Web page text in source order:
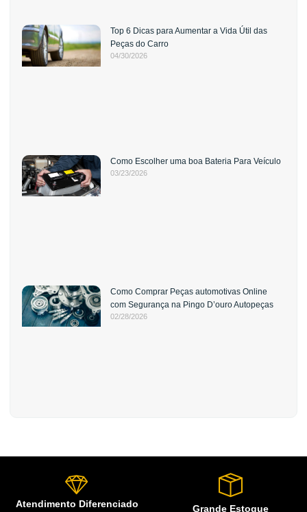
Top 6 Dicas para Aumentar a Vida Útil das
Peças do Carro
04/30/2026
Como Escolher uma boa Bateria Para Veículo
03/23/2026
Como Comprar Peças automotivas Online
com Segurança na Pingo D’ouro Autopeças
02/28/2026
Atendimento Diferenciado Grande Estoque